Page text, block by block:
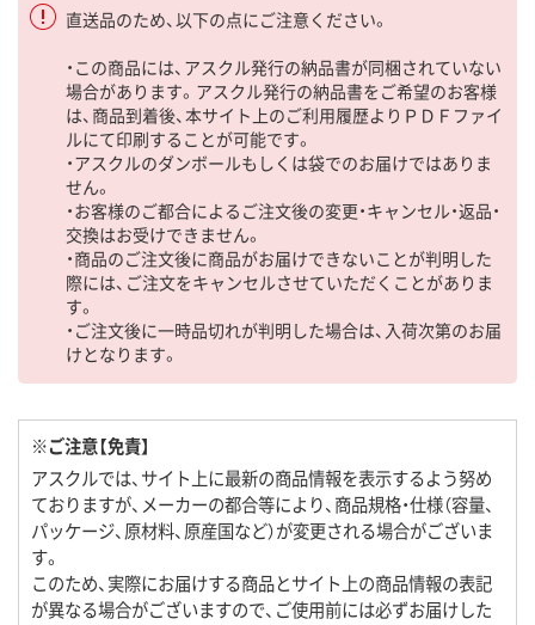
直送品のため、以下の点にご注意ください。
・この商品には、アスクル発行の納品書が同梱されていない
場合があります。アスクル発行の納品書をご希望のお客様
は、商品到着後、本サイト上のご利用履歴よりＰＤＦファイ
ルにて印刷することが可能です。
・アスクルのダンボールもしくは袋でのお届けではありま
せん。
・お客様のご都合によるご注文後の変更・キャンセル・返品・
交換はお受けできません。
・商品のご注文後に商品がお届けできないことが判明した
際には、ご注文をキャンセルさせていただくことがありま
す。
・ご注文後に一時品切れが判明した場合は、入荷次第のお届
けとなります。
※ご注意【免責】
アスクルでは、サイト上に最新の商品情報を表示するよう努め
ておりますが、メーカーの都合等により、商品規格・仕様（容量、
パッケージ、原材料、原産国など）が変更される場合がございま
す。
このため、実際にお届けする商品とサイト上の商品情報の表記
が異なる場合がございますので、ご使用前には必ずお届けした